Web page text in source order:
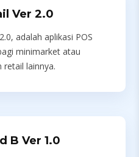
Ver 2.0
adalah aplikasi POS
minimarket atau
retail lainnya.
B Ver 1.0